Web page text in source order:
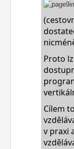
Proto
Cílem
v praxi